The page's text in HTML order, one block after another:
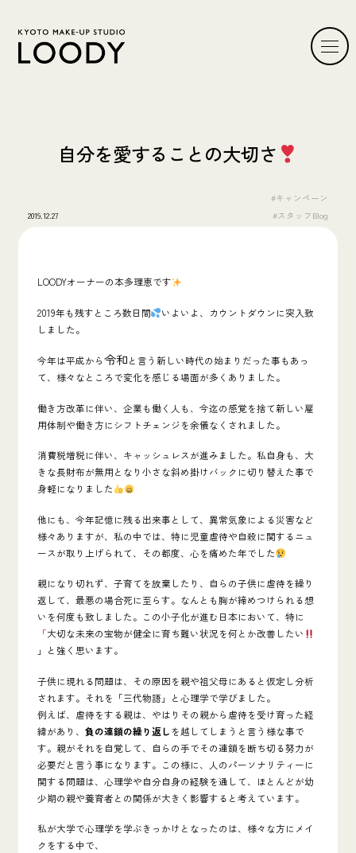
自分を愛することの大切さ
2019.12.27
#キャンペーン
#スタッフBlog
LOODYオーナーの本多理恵です
2019年も残すところ数日間
いよいよ、カウントダウンに突入致
しました。
今年は平成から令和と言う新しい時代の始まりだった事もあっ
て、様々なところで変化を感じる場面が多くありました。
働き方改革に伴い、企業も働く人も、今迄の感覚を捨て新しい雇
用体制や働き方にシフトチェンジを余儀なくされました。
消費税増税に伴い、キャッシュレスが進みました。私自身も、大
きな長財布が無用となり小さな斜め掛けバックに切り替えた事で
身軽になりました
他にも、今年記憶に残る出来事として、異常気象による災害など
様々ありますが、 私の中では、特に児童虐待や自殺に関するニュ
ースが取り上げられて、その都度、心を痛めた年でした
親になり切れず、子育てを放棄したり、自らの子供に虐待を繰り
返して、最悪の場合死に至らす。なんとも胸が締めつけられる想
いを何度も致しました。この小子化が進む日本において、特に
「大切な未来の宝物が健全に育ち難い状況を何とか改善したい
」 と強く思います。
子供に現れる問題は、その原因を親や祖父母にあると仮定し分析
されます。それを「三代物語」と心理学で学びました。
例えば、虐待をする親は、やはりその親から虐待を受け育った経
緯があり、 負の連鎖の繰り返し を越してしまうと言う様な事で
す。 親がそれを自覚して、自らの手でその連鎖を断ち切る努力が
必要だと言う事になります。この様に、人のパーソナリティーに
関する問題は、心理学や自分自身の経験を通して、ほとんどが幼
少期の親や養育者との関係が大きく影響する と考えています。
私が大学で心理学を学ぶきっかけとなったのは、様々な方にメイ
クをする中で、